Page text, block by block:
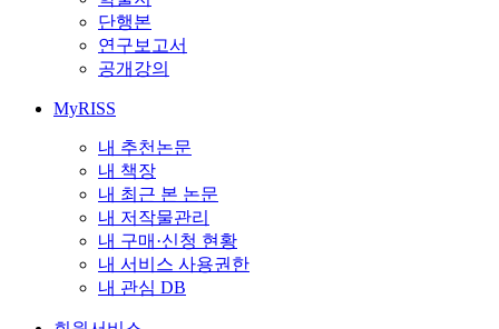
단행본
연구보고서
공개강의
MyRISS
내 추천논문
내 책장
내 최근 본 논문
내 저작물관리
내 구매·신청 현황
내 서비스 사용권한
내 관심 DB